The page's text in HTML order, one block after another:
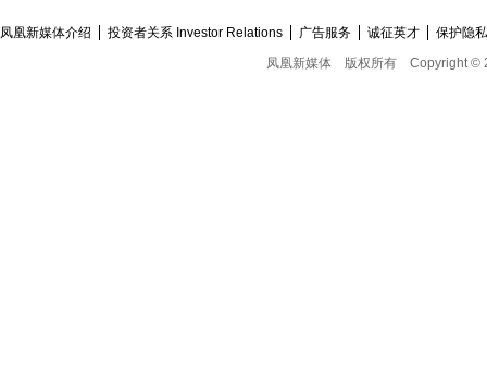
凤凰新媒体介绍 投资者关系 Investor Relations 广告服务 诚征英才
保护隐
凤凰新媒体
版权所有 Copyright ©